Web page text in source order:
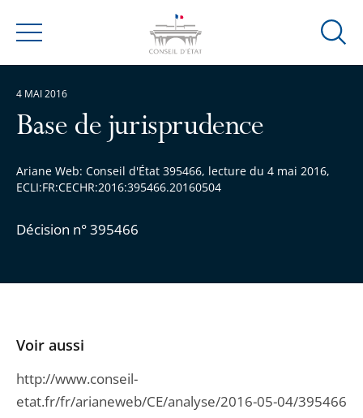
Menu
Ouvrir
Base de jurisprudence
Ariane Web: Conseil d'État 395466, lecture du 4 mai 2016,
ECLI:FR:CECHR:2016:395466.20160504
Décision n° 395466
4 MAI 2016
Voir aussi
http://www.conseil-
etat.fr/fr/arianeweb/CE/analyse/2016-05-04/395466